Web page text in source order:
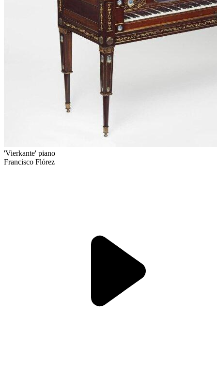
'Vierkante' piano
Francisco Flórez